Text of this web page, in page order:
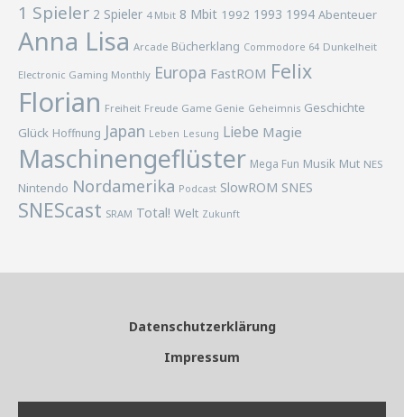
1 Spieler 2 Spieler 4 Mbit 8 Mbit 1992 1993 1994 Abenteuer
Anna Lisa Arcade Bücherklang Commodore 64 Dunkelheit
Electronic Gaming Monthly Europa FastROM Felix
Florian Freiheit Freude Game Genie Geheimnis Geschichte
Glück Hoffnung Japan Leben Lesung Liebe Magie
Maschinengeflüster Mega Fun Musik Mut NES
Nintendo Nordamerika Podcast SlowROM SNES
SNEScast SRAM Total! Welt Zukunft
Datenschutzerklärung
Impressum